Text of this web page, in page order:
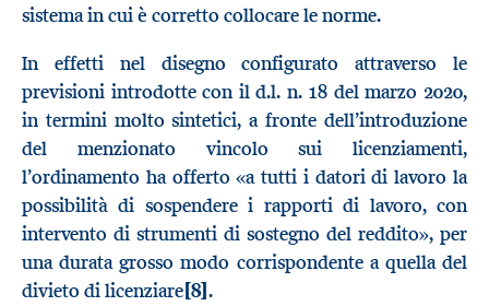
sistema in cui è corretto collocare le norme.
In effetti nel disegno configurato attraverso le
previsioni introdotte con il d.l. n. 18 del marzo 2020,
in termini molto sintetici, a fronte dell’introduzione
del menzionato vincolo sui licenziamenti,
l’ordinamento ha offerto «a tutti i datori di lavoro la
possibilità di sospendere i rapporti di lavoro, con
intervento di strumenti di sostegno del reddito», per
una durata grosso modo corrispondente a quella del
divieto di licenziare[8].